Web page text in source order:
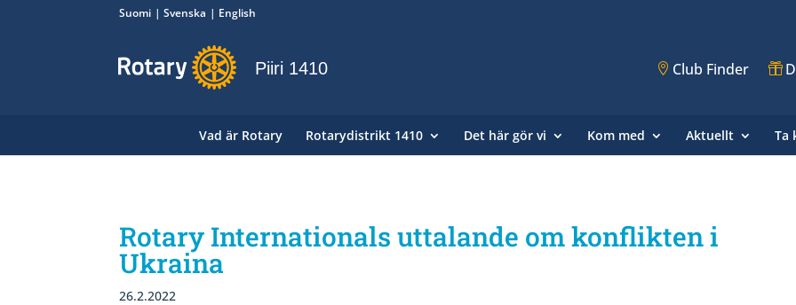
Suomi Svenska English
Piiri 1410 Club Finder
Vad är Rotary Rotarydistrikt 1410 Det här gör vi Kom med Aktuellt Ta
Rotary Internationals uttalande om konflikten i
Ukraina
26.2.2022